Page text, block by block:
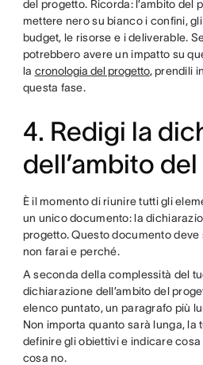
del progetto. Ricorda: l’ambito del
mettere nero su bianco i confini,
budget, le risorse e i deliverable.
potrebbero avere un impatto su
la cronologia del progetto, prendili
questa fase.
4. Redigi la
dell’ambito
È il momento di riunire tutti gli
un unico documento: la
progetto. Questo documento
non farai e perché.
A seconda della complessità del
dichiarazione dell’ambito del
elenco puntato, un paragrafo più
Non importa quanto sarà lunga, la
definire gli obiettivi e indicare
cosa no.